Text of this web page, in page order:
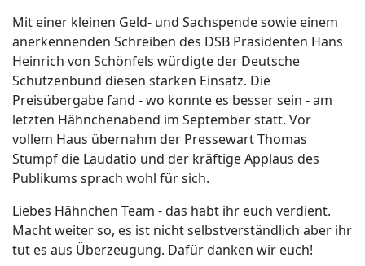
Mit einer kleinen Geld- und Sachspende sowie einem
anerkennenden Schreiben des DSB Präsidenten Hans
Heinrich von Schönfels würdigte der Deutsche
Schützenbund diesen starken Einsatz. Die
Preisübergabe fand - wo konnte es besser sein - am
letzten Hähnchenabend im September statt. Vor
vollem Haus übernahm der Pressewart Thomas
Stumpf die Laudatio und der kräftige Applaus des
Publikums sprach wohl für sich.
Liebes Hähnchen Team - das habt ihr euch verdient.
Macht weiter so, es ist nicht selbstverständlich aber ihr
tut es aus Überzeugung. Dafür danken wir euch!